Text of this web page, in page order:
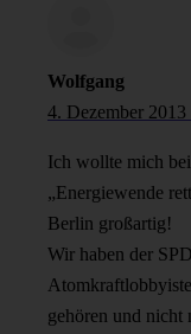
Wolfgang
4. Dezember
Ich wollte mich
„Energiewende
Berlin großartig!
Wir haben der
gehören und nicht